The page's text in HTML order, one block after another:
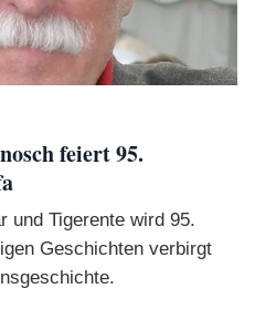
feiert 95.
und Tigerente wird 95.
Geschichten verbirgt